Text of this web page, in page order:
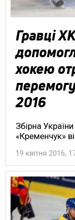
Гравці
хокею
2016
Збірна
«Кременчук»
19 квітня 2016,